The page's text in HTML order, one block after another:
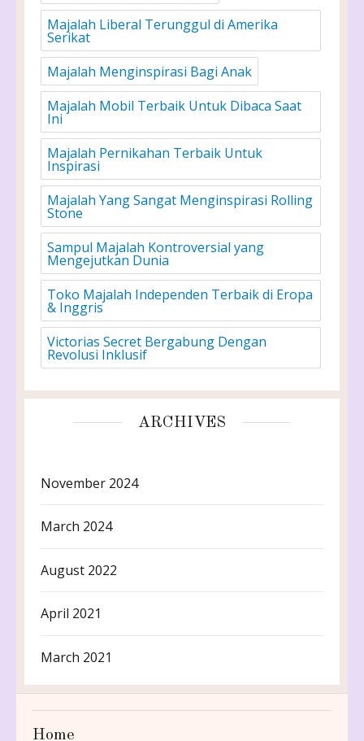
Majalah Liberal Terunggul di Amerika
Serikat
Majalah Menginspirasi Bagi Anak
Majalah Mobil Terbaik Untuk Dibaca Saat
Ini
Majalah Pernikahan Terbaik Untuk
Inspirasi
Majalah Yang Sangat Menginspirasi Rolling
Stone
Sampul Majalah Kontroversial yang
Mengejutkan Dunia
Toko Majalah Independen Terbaik di Eropa
& Inggris
Victorias Secret Bergabung Dengan
Revolusi Inklusif
ARCHIVES
November 2024
March 2024
August 2022
April 2021
March 2021
Home